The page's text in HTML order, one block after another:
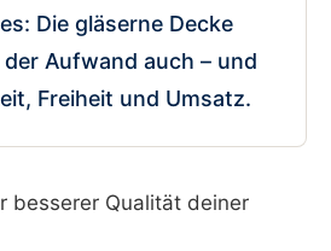
Die gläserne Decke
Aufwand auch – und
Freiheit und Umsatz.
besserer Qualität deiner